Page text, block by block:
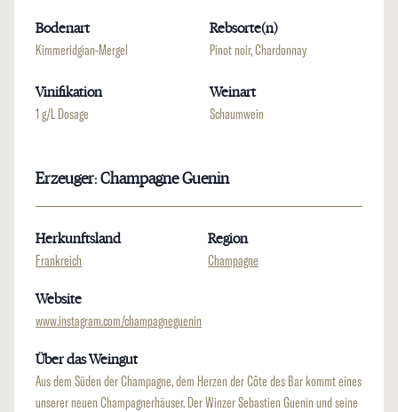
Bodenart
Kimmeridgian-Mergel
Rebsorte(n)
Pinot noir, Chardonnay
Vinifikation
1 g/L Dosage
Weinart
Schaumwein
Erzeuger: Champagne Guenin
Herkunftsland
Frankreich
Region
Champagne
Website
www.instagram.com/champagneguenin
Über das Weingut
Aus dem Süden der Champagne, dem Herzen der Côte des Bar kommt eines
unserer neuen Champagnerhäuser. Der Winzer Sebastien Guenin und seine